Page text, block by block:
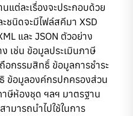
แต่ละเรื่องจะประกอบด้วย
ชนิดจะมีไฟล์สคีมา XSD
และ JSON ตัวอย่าง
เช่น ข้อมูลประเมินภาษี
กรรมสิทธิ์ ข้อมูลการชําระ
ข้อมูลองค์กรปกครองส่วน
ษีห้องชุด ฯลฯ มาตรฐาน
มารถนำไปใช้ในการ